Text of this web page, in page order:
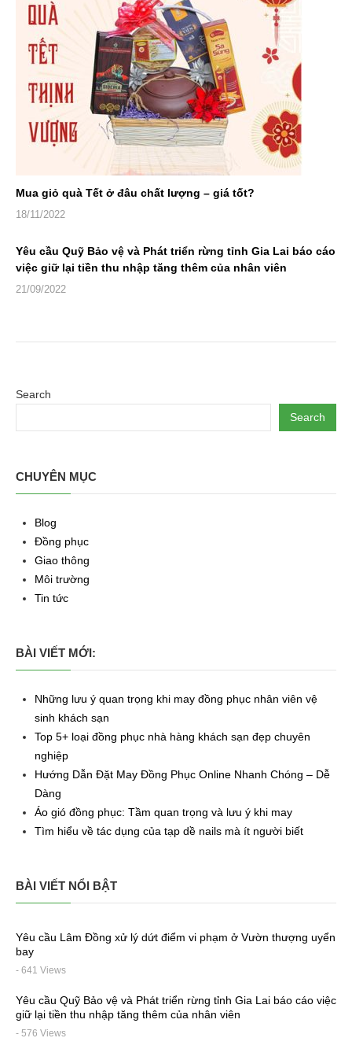
Mua giỏ quà Tết ở đâu chất lượng – giá tốt?
18/11/2022
Yêu cầu Quỹ Bảo vệ và Phát triển rừng tỉnh Gia Lai báo cáo
việc giữ lại tiền thu nhập tăng thêm của nhân viên
21/09/2022
Search
Search
CHUYÊN MỤC
Blog
Đồng phục
Giao thông
Môi trường
Tin tức
BÀI VIẾT MỚI:
Những lưu ý quan trọng khi may đồng phục nhân viên vệ
sinh khách sạn
Top 5+ loại đồng phục nhà hàng khách sạn đẹp chuyên
nghiệp
Hướng Dẫn Đặt May Đồng Phục Online Nhanh Chóng – Dễ
Dàng
Áo gió đồng phục: Tầm quan trọng và lưu ý khi may
Tìm hiểu về tác dụng của tạp dề nails mà ít người biết
BÀI VIẾT NỔI BẬT
Yêu cầu Lâm Đồng xử lý dứt điểm vi phạm ở Vườn thượng uyển
bay
- 641 Views
Yêu cầu Quỹ Bảo vệ và Phát triển rừng tỉnh Gia Lai báo cáo việc
giữ lại tiền thu nhập tăng thêm của nhân viên
- 576 Views